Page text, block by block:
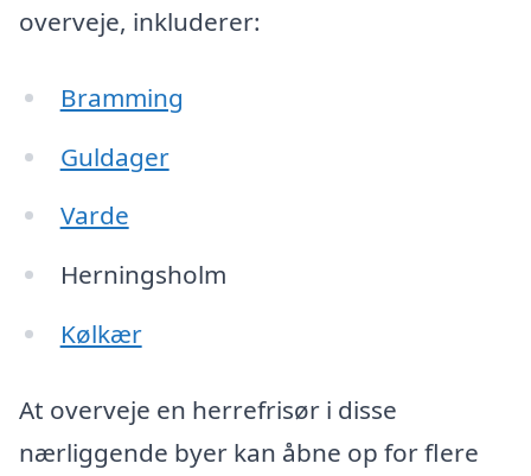
overveje, inkluderer:
Bramming
Guldager
Varde
Herningsholm
Kølkær
At overveje en herrefrisør i disse
nærliggende byer kan åbne op for flere